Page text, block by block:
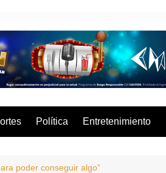
Política Entretenimiento
poder conseguir algo”